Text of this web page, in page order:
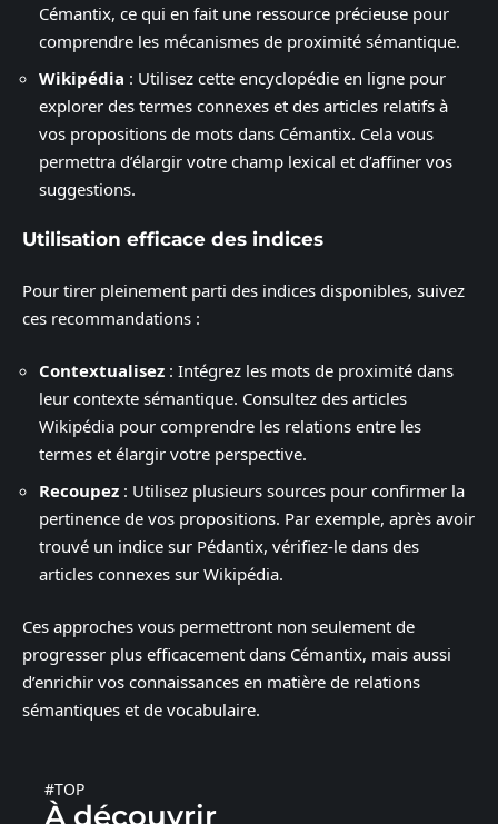
Cémantix, ce qui en fait une ressource précieuse pour
comprendre les mécanismes de proximité sémantique.
Wikipédia : Utilisez cette encyclopédie en ligne pour
explorer des termes connexes et des articles relatifs à
vos propositions de mots dans Cémantix. Cela vous
permettra d’élargir votre champ lexical et d’affiner vos
suggestions.
Utilisation efficace des indices
Pour tirer pleinement parti des indices disponibles, suivez
ces recommandations :
Contextualisez : Intégrez les mots de proximité dans
leur contexte sémantique. Consultez des articles
Wikipédia pour comprendre les relations entre les
termes et élargir votre perspective.
Recoupez : Utilisez plusieurs sources pour confirmer la
pertinence de vos propositions. Par exemple, après avoir
trouvé un indice sur Pédantix, vérifiez-le dans des
articles connexes sur Wikipédia.
Ces approches vous permettront non seulement de
progresser plus efficacement dans Cémantix, mais aussi
d’enrichir vos connaissances en matière de relations
sémantiques et de vocabulaire.
#TOP
À découvrir